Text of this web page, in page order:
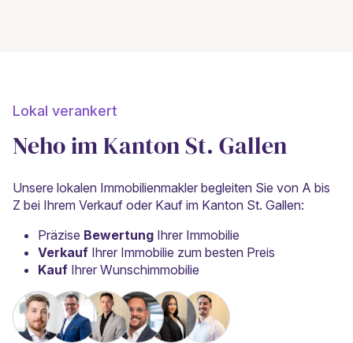
Lokal verankert
Neho im Kanton St. Gallen
Unsere lokalen Immobilienmakler begleiten Sie von A bis
Z bei Ihrem Verkauf oder Kauf im Kanton St. Gallen:
Präzise Bewertung Ihrer Immobilie
Verkauf Ihrer Immobilie zum besten Preis
Kauf Ihrer Wunschimmobilie